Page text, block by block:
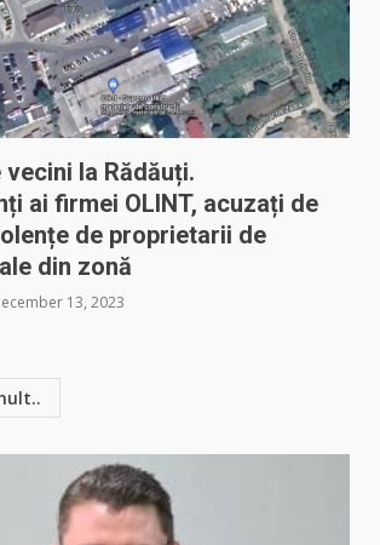
la Rădăuți.
ai firmei OLINT, acuzați de
de proprietarii de
din zonă
13, 2023